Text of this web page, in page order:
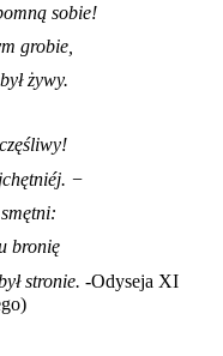
sobie!
grobie,
żywy.
−
bronię
stronie. -Odyseja XI